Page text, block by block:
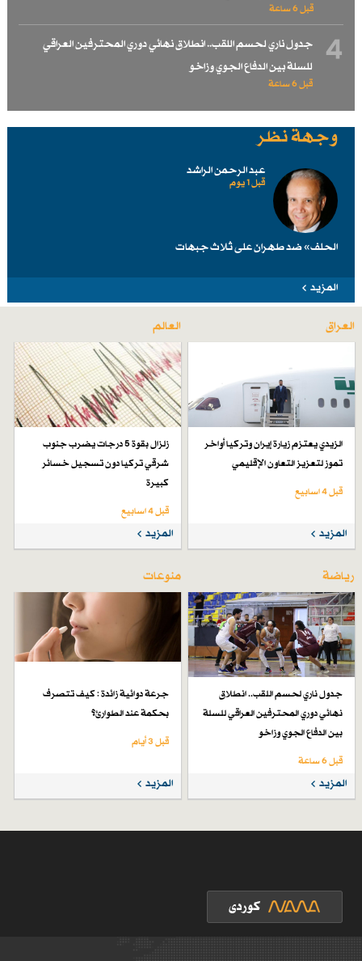
قبل 6 ساعة
4
جدول ناري لحسم اللقب.. انطلاق نهائي دوري المحترفين العراقي
للسلة بين الدفاع الجوي وزاخو
قبل 6 ساعة
وجهة نظر
عبد الرحمن الراشد
قبل 1 یوم
الحلف» ضد طهرانَ على ثلاث جبهات
المزيد
العراق
الزيدي يعتزم زيارة إيران وتركيا أواخر
تموز لتعزيز التعاون الإقليمي
قبل 4 اسابیع
المزيد
العالم
زلزال بقوة 5 درجات يضرب جنوب
شرقي تركيا دون تسجيل خسائر
كبيرة
قبل 4 اسابیع
المزيد
رياضة
جدول ناري لحسم اللقب.. انطلاق
نهائي دوري المحترفين العراقي للسلة
بين الدفاع الجوي وزاخو
قبل 6 ساعة
المزيد
منوعات
جرعة دوائية زائدة : كيف تتصرف
بحكمة عند الطوارئ؟
قبل 3 أيام
المزيد